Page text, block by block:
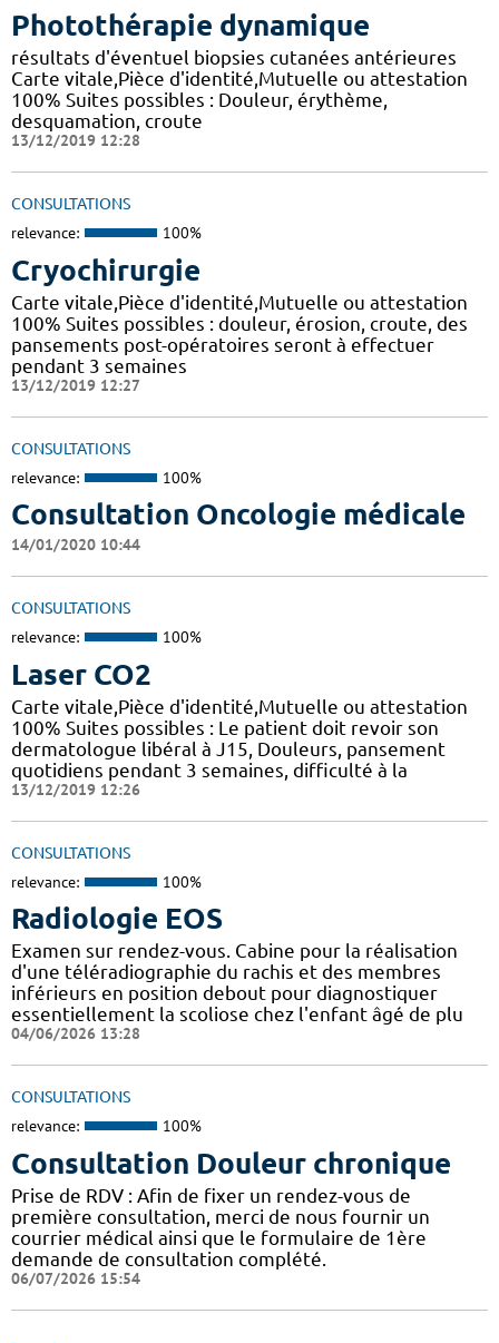
Photothérapie dynamique
résultats d'éventuel biopsies cutanées antérieures
Carte vitale,Pièce d'identité,Mutuelle ou attestation
100% Suites possibles : Douleur, érythème,
desquamation, croute
13/12/2019 12:28
CONSULTATIONS
relevance: 100%
Cryochirurgie
Carte vitale,Pièce d'identité,Mutuelle ou attestation
100% Suites possibles : douleur, érosion, croute, des
pansements post-opératoires seront à effectuer
pendant 3 semaines
13/12/2019 12:27
CONSULTATIONS
relevance: 100%
Consultation Oncologie médicale
14/01/2020 10:44
CONSULTATIONS
relevance: 100%
Laser CO2
Carte vitale,Pièce d'identité,Mutuelle ou attestation
100% Suites possibles : Le patient doit revoir son
dermatologue libéral à J15, Douleurs, pansement
quotidiens pendant 3 semaines, difficulté à la
13/12/2019 12:26
CONSULTATIONS
relevance: 100%
Radiologie EOS
Examen sur rendez-vous. Cabine pour la réalisation
d'une téléradiographie du rachis et des membres
inférieurs en position debout pour diagnostiquer
essentiellement la scoliose chez l'enfant âgé de plu
04/06/2026 13:28
CONSULTATIONS
relevance: 100%
Consultation Douleur chronique
Prise de RDV : Afin de fixer un rendez-vous de
première consultation, merci de nous fournir un
courrier médical ainsi que le formulaire de 1ère
demande de consultation complété.
06/07/2026 15:54